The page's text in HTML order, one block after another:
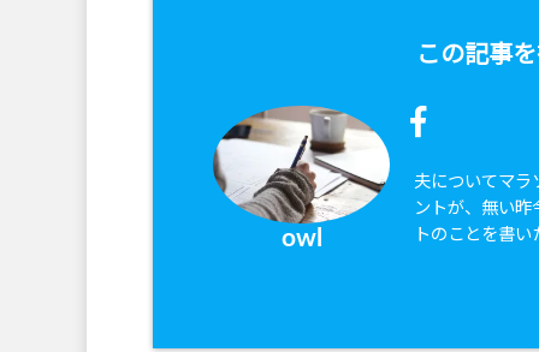
この記事
owl
夫についてマラ
ントが、無い昨
トのことを書